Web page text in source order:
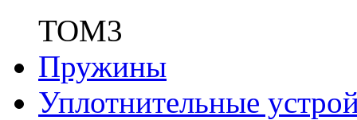
ТОМ3
Пружины
Уплотнительные